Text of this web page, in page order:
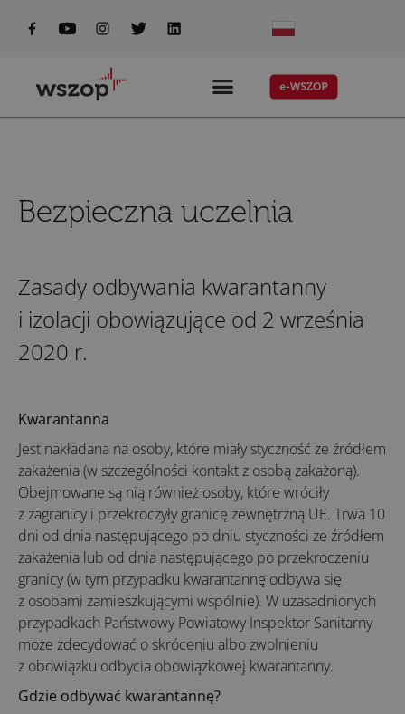
treści
Bezpieczna uczelnia
Zasady odbywania kwarantanny
i izolacji obowiązujące od 2 września
2020 r.
Kwarantanna
Jest nakładana na osoby, które miały styczność ze źródłem
zakażenia (w szczególności kontakt z osobą zakażoną).
Obejmowane są nią również osoby, które wróciły
z zagranicy i przekroczyły granicę zewnętrzną UE. Trwa 10
dni od dnia następującego po dniu styczności ze źródłem
zakażenia lub od dnia następującego po przekroczeniu
granicy (w tym przypadku kwarantannę odbywa się
z osobami zamieszkującymi wspólnie). W uzasadnionych
przypadkach Państwowy Powiatowy Inspektor Sanitarny
może zdecydować o skróceniu albo zwolnieniu
z obowiązku odbycia obowiązkowej kwarantanny.
Gdzie odbywać kwarantannę?